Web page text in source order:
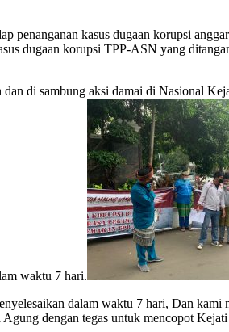
penanganan kasus dugaan korupsi
dugaan korupsi TPP-ASN yang
di sambung aksi damai di Nasional
waktu 7 hari.
dalam waktu 7 hari, Dan
dengan tegas untuk mencopot